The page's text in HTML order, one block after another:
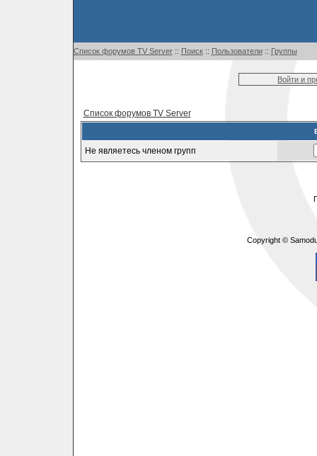
Список форумов TV Server:: Поиск:: Пользователи:: Группы
Войти и
Список форумов TV Server
Не являетесь членом групп
Copyright ©